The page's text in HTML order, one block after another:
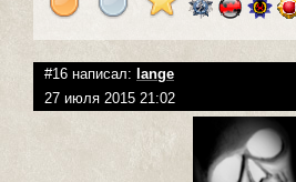
#16 написал: lange
27 июля 2015 21:02